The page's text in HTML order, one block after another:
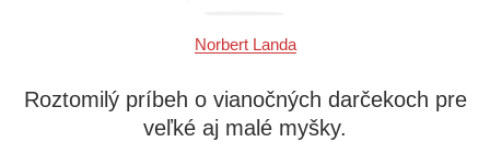
Norbert Landa
Roztomilý príbeh o vianočných darčekoch pre
veľké aj malé myšky.